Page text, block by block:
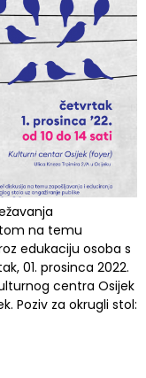
na temu
edukaciju osoba s
01. prosinca 2022.
centra Osijek
Poziv za okrugli stol: